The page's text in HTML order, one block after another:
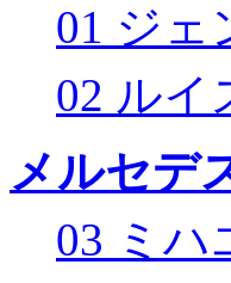
01 ジェ
02 ルイ
メルセデ
03 ミハ